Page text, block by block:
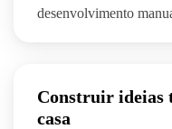
desenvolvimento
Construir ideias
casa